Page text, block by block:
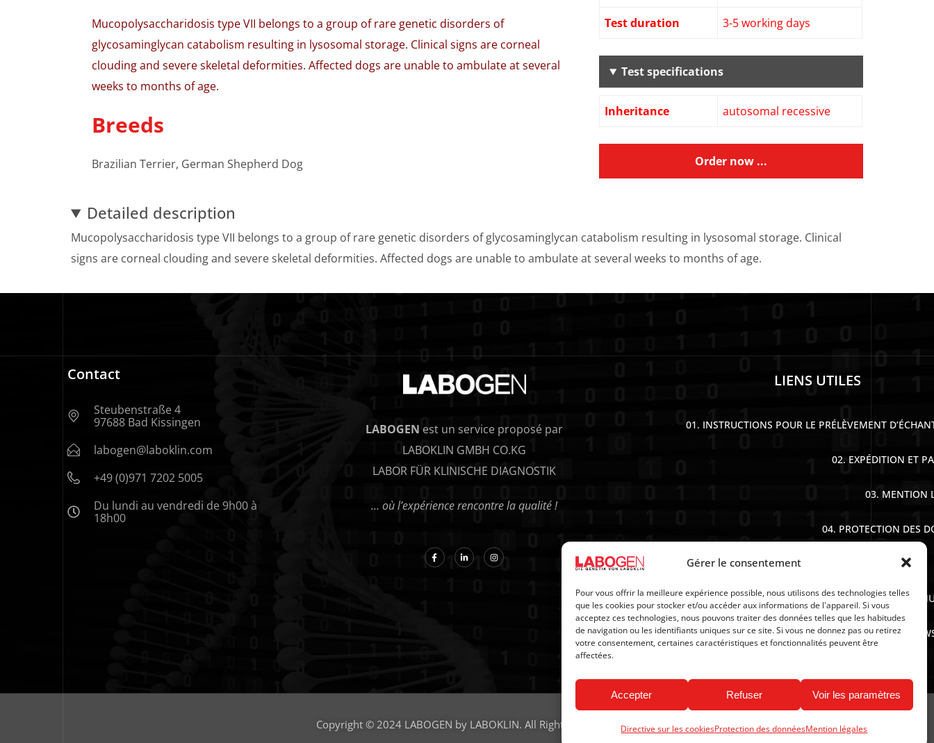
Gérer le consentement
Pour vous offrir la meilleure expérience possible, nous utilisons des technologies telles
que les cookies pour stocker et/ou accéder aux informations de l'appareil. Si vous
acceptez ces technologies, nous pouvons traiter des données telles que les habitudes
de navigation ou les identifiants uniques sur ce site. Si vous ne donnez pas ou retirez
votre consentement, certaines caractéristiques et fonctionnalités peuvent être
affectées.
Accepter Refuser Voir les paramètres
Directive sur les cookiesProtection des donnéesMention légales
Mucopolysaccharidosis type VII belongs to a group of rare genetic disorders of
glycosaminglycan catabolism resulting in lysosomal storage. Clinical signs are corneal
clouding and severe skeletal deformities. Affected dogs are unable to ambulate at several
weeks to months of age.
Breeds
Brazilian Terrier, German Shepherd Dog
Test duration 3-5 working days
Test specifications
Inheritance autosomal recessive
Order now ...
Detailed description
Mucopolysaccharidosis type VII belongs to a group of rare genetic disorders of glycosaminglycan catabolism resulting in lysosomal storage. Clinical
signs are corneal clouding and severe skeletal deformities. Affected dogs are unable to ambulate at several weeks to months of age.
Contact
Steubenstraße 4
97688 Bad Kissingen
labogen@laboklin.com
+49 (0)971 7202 5005
Du lundi au vendredi de 9h00 à
18h00
LABOGEN est un service proposé par
LABOKLIN GMBH CO.KG
LABOR FÜR KLINISCHE DIAGNOSTIK
… où l’expérience rencontre la qualité !
LIENS UTILES
01. INSTRUCTIONS POUR LE PRÉLÈVEMENT
02. EXPÉDITION ET
03. MENTION
04. PROTECTION DES
06. POLITIQUE
07.
Copyright © 2024 LABOGEN by LABOKLIN. All Rights Reserved.